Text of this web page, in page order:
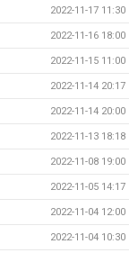
2022-11-17 11:30
2022-11-16 18:00
2022-11-15 11:00
2022-11-14 20:17
2022-11-14 20:00
2022-11-13 18:18
2022-11-08 19:00
2022-11-05 14:17
2022-11-04 12:00
2022-11-04 10:30